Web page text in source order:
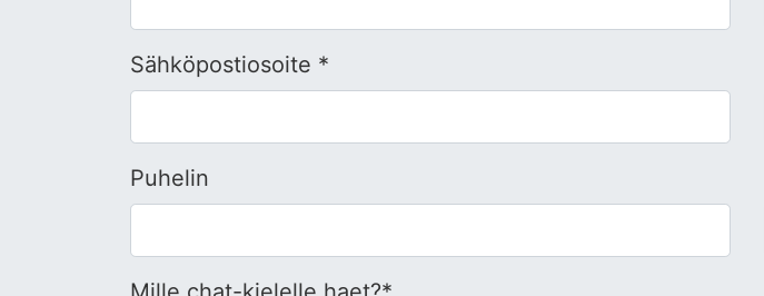
Sähköpostiosoite *
Puhelin